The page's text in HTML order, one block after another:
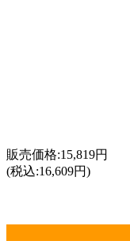
販売価格:15,819円
(税込:16,609円)